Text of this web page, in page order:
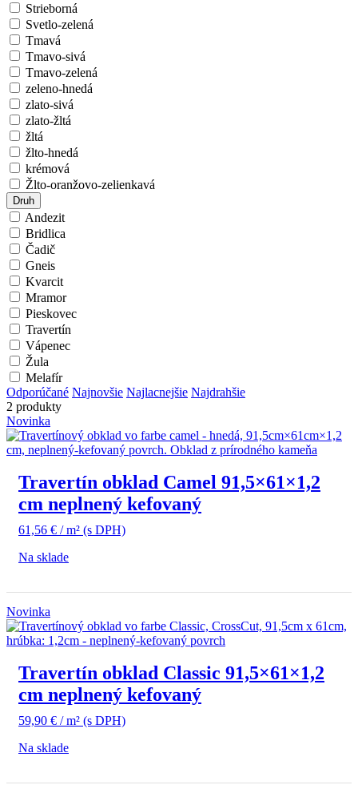
Strieborná
Svetlo-zelená
Tmavá
Tmavo-sivá
Tmavo-zelená
zeleno-hnedá
zlato-sivá
zlato-žltá
žltá
žlto-hnedá
krémová
Žlto-oranžovo-zelienkavá
Druh
Andezit
Bridlica
Čadič
Gneis
Kvarcit
Mramor
Pieskovec
Travertín
Vápenec
Žula
Melafír
Odporúčané Najnovšie Najlacnejšie Najdrahšie
2 produkty
Novinka
Travertín obklad Camel 91,5×61×1,2
cm neplnený kefovaný
61,56 € / m² (s DPH)
Na sklade
Novinka
Travertín obklad Classic 91,5×61×1,2
cm neplnený kefovaný
59,90 € / m² (s DPH)
Na sklade